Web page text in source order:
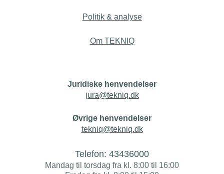
Politik & analyse
Om TEKNIQ
Juridiske henvendelser
jura@tekniq.dk
Øvrige henvendelser
tekniq@tekniq.dk
Telefon: 43436000
Mandag til torsdag fra kl. 8:00 til 16:00